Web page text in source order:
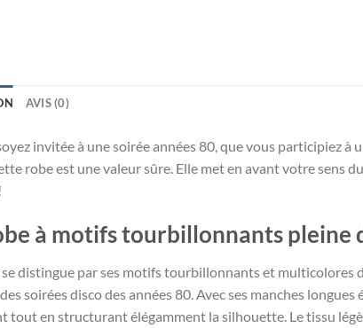
AVIS (0)
invitée à une soirée années 80, que vous participiez
robe est une valeur sûre. Elle met en avant votre sens
à motifs tourbillonnants pleine
distingue par ses motifs tourbillonnants et multicolores
soirées disco des années 80. Avec ses manches
tout en structurant élégamment la silhouette. Le tissu